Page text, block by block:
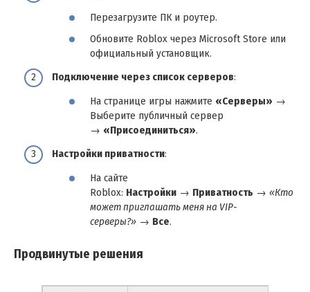
Перезагрузите ПК и роутер.
Обновите Roblox через Microsoft Store или
официальный установщик.
Подключение через список серверов:
На странице игры нажмите «Серверы» →
Выберите публичный сервер
→ «Присоединиться».
Настройки приватности:
На сайте
Roblox: Настройки → Приватность → «Кто
может приглашать меня на VIP-
серверы?» → Все.
Продвинутые решения